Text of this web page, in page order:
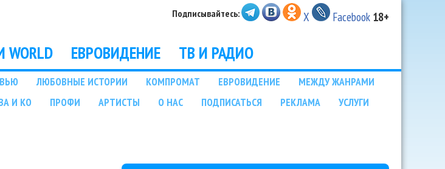
Подписывайтесь: X Facebook 18+
ЕВРОВИДЕНИЕ ТВ И РАДИО
ЛЮБОВНЫЕ ИСТОРИИ КОМПРОМАТ ЕВРОВИДЕНИЕ
МЕЖДУ ЖАНРАМИ
И КО ПРОФИ АРТИСТЫ О НАС ПОДПИСАТЬСЯ РЕКЛАМА
УСЛУГИ